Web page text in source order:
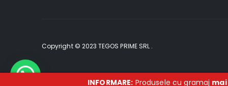
Copyright © 2023 TEGOS PRIME SRL .
INFORMARE: Produsele cu gramaj mai